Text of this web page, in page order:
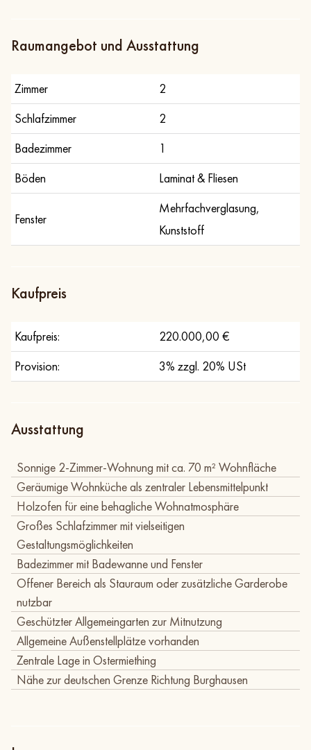
Raumangebot und Ausstattung
Zimmer
2
Schlafzimmer
2
Badezimmer
1
Böden
Laminat & Fliesen
Fenster
Mehrfachverglasung,
Kunststoff
Kaufpreis
Kaufpreis:
220.000,00 €
Provision:
3% zzgl. 20% USt
Ausstattung
Sonnige 2-Zimmer-Wohnung mit ca. 70 m² Wohnfläche
Geräumige Wohnküche als zentraler Lebensmittelpunkt
Holzofen für eine behagliche Wohnatmosphäre
Großes Schlafzimmer mit vielseitigen
Gestaltungsmöglichkeiten
Badezimmer mit Badewanne und Fenster
Offener Bereich als Stauraum oder zusätzliche Garderobe
nutzbar
Geschützter Allgemeingarten zur Mitnutzung
Allgemeine Außenstellplätze vorhanden
Zentrale Lage in Ostermiething
Nähe zur deutschen Grenze Richtung Burghausen